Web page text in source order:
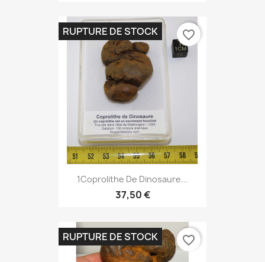
1Coprolithe De Dinosaure...
37,50 €
RUPTURE DE STOCK favorite_border
RUPTURE DE STOCK favorite_border